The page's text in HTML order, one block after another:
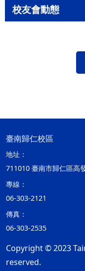
校友會動態
臺南歸仁校區
地址：
711010 臺南市歸仁區高
專線：
06-303-2121
傳真：
06-303-2535
Copyright © 2023
reserved.